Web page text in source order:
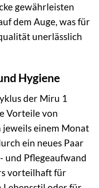
gewährleisten
dem Auge, was für
unerlässlich
Hygiene
der Miru 1
Vorteile von
einem Monat
ein neues Paar
und Pflegeaufwand
vorteilhaft für